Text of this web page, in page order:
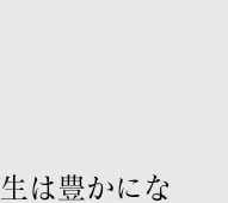
は豊かにな